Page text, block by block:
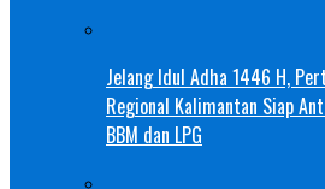
Jelang Idul Adha 1446 H,
Regional Kalimantan Siap
BBM dan LPG